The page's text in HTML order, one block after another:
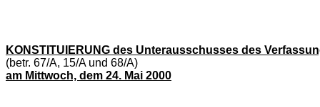
KONSTITUIERUNG des Unterausschusses des
(betr. 67/A, 15/A und 68/A)
am Mittwoch, dem 24. Mai 2000